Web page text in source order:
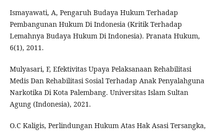
Ismayawati, A, Pengaruh Budaya Hukum Terhadap
Pembangunan Hukum Di Indonesia (Kritik Terhadap
Lemahnya Budaya Hukum Di Indonesia). Pranata Hukum,
6(1), 2011.
Mulyasari, F, Efektivitas Upaya Pelaksanaan Rehabilitasi
Medis Dan Rehabilitasi Sosial Terhadap Anak Penyalahguna
Narkotika Di Kota Palembang. Universitas Islam Sultan
Agung (Indonesia), 2021.
O.C Kaligis, Perlindungan Hukum Atas Hak Asasi Tersangka,